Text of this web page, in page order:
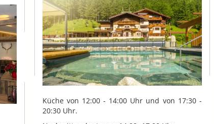
Küche von 12:00 - 14:00 Uhr und von 17:30 -
20:30 Uhr.